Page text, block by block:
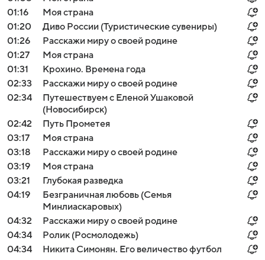
01:16
Моя страна
01:20
Диво России (Туристические сувениры)
01:26
Расскажи миру о своей родине
01:27
Моя страна
01:31
Крохино. Времена года
02:33
Расскажи миру о своей родине
02:34
Путешествуем с Еленой Ушаковой
(Новосибирск)
02:42
Путь Прометея
03:17
Моя страна
03:18
Расскажи миру о своей родине
03:19
Моя страна
03:21
Глубокая разведка
04:19
Безграничная любовь (Семья
Минлиаскаровых)
04:32
Расскажи миру о своей родине
04:34
Ролик (Росмолодежь)
04:34
Никита Симонян. Его величество футбол